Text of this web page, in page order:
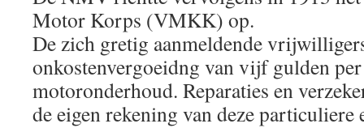
Motor Korps (VMKK) op.
De zich gretig aanmeldende
onkostenvergoeidng van vijf gulden
motoronderhoud. Reparaties en
de eigen rekening van deze particuliere